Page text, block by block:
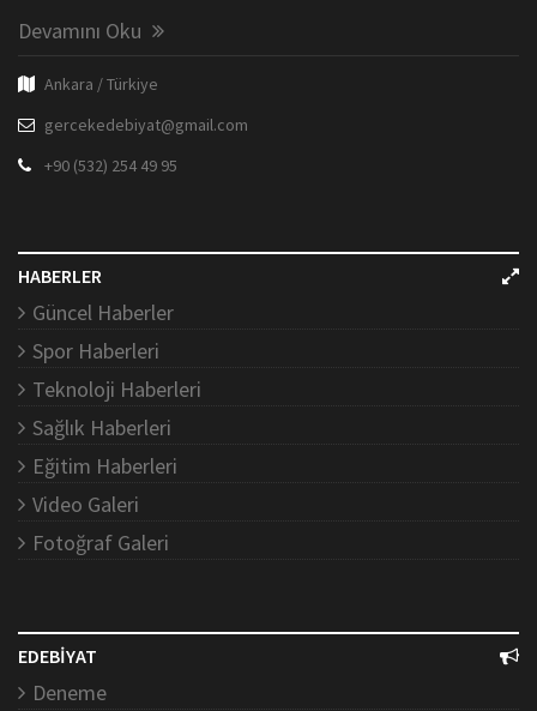
Devamını Oku
Ankara / Türkiye
gercekedebiyat@gmail.com
+90 (532) 254 49 95
HABERLER
Güncel Haberler
Spor Haberleri
Teknoloji Haberleri
Sağlık Haberleri
Eğitim Haberleri
Video Galeri
Fotoğraf Galeri
EDEBİYAT
Deneme